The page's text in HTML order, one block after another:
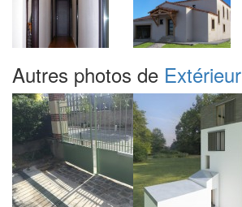
Autres photos de Extérieur